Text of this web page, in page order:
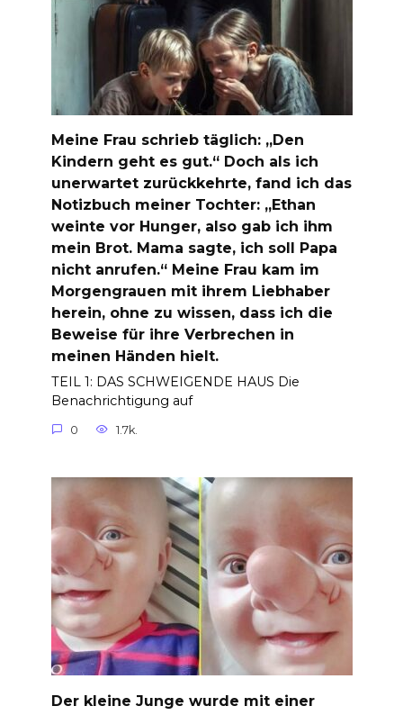
Meine Frau schrieb täglich: „Den
Kindern geht es gut.“ Doch als ich
unerwartet zurückkehrte, fand ich das
Notizbuch meiner Tochter: „Ethan
weinte vor Hunger, also gab ich ihm
mein Brot. Mama sagte, ich soll Papa
nicht anrufen.“ Meine Frau kam im
Morgengrauen mit ihrem Liebhaber
herein, ohne zu wissen, dass ich die
Beweise für ihre Verbrechen in
meinen Händen hielt.
TEIL 1: DAS SCHWEIGENDE HAUS Die
Benachrichtigung auf
0 1.7k.
Der kleine Junge wurde mit einer